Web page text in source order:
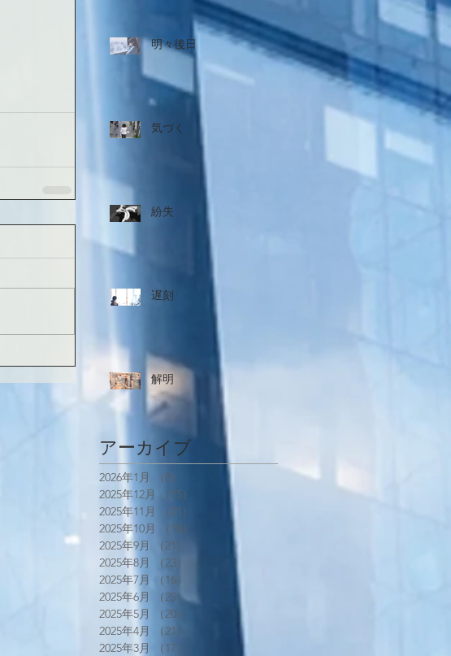
明々後日
気づく
紛失
遅刻
解明
アーカイブ
2026年1月 （8）
8件の記事
2025年12月
（15）
15件の記事
2025年11月
（21）
21件の記事
2025年10月
（18）
2025年9月
（21）
21件の記事
2025年8月
（23）
2025年7月
（16）
16件の記事
2025年6月
（25）
2025年5月
（20）
2025年4月
（21）
21件の記事
2025年3月
（17）